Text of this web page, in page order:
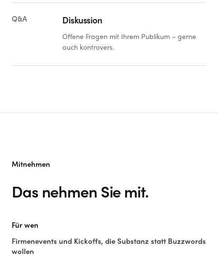
Q&A Diskussion
Offene Fragen mit Ihrem Publikum – gerne
auch kontrovers.
Mitnehmen
Das nehmen Sie mit.
Für wen
Firmenevents und Kickoffs, die Substanz statt Buzzwords
wollen